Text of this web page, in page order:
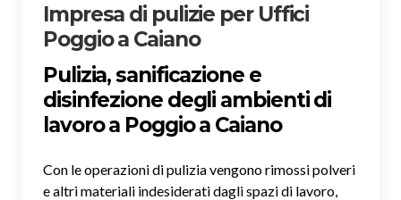
Impresa di pulizie per Uffici
Poggio a Caiano
Pulizia, sanificazione e
disinfezione degli ambienti di
lavoro a Poggio a Caiano
Con le operazioni di pulizia vengono rimossi polveri
e altri materiali indesiderati dagli spazi di lavoro,